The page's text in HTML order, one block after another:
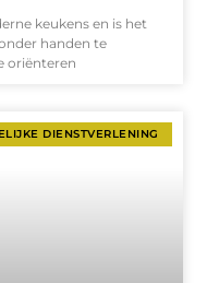
keukens en is het
handen te
oriënteren
DIENSTVERLENING